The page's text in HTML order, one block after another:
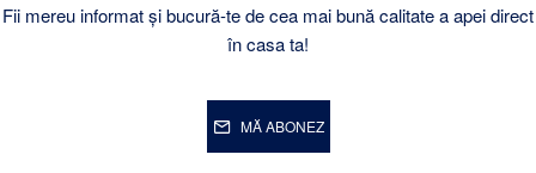
Fii mereu informat și bucură-te de cea mai bună calitate a apei direct
în casa ta!
MĂ ABONEZ